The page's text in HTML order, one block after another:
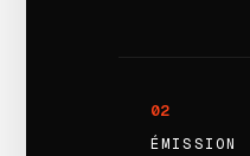
02
ÉMISSION